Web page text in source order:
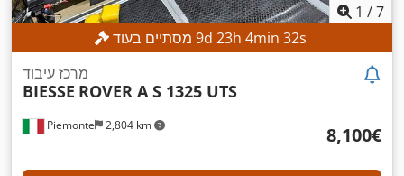
1 /7
9d 23h 4min 30s
Piemonte 2,804 km
מרכז עיבוד
BIESSE ROVER A S 1325 UTS
‏8,100 ‏€